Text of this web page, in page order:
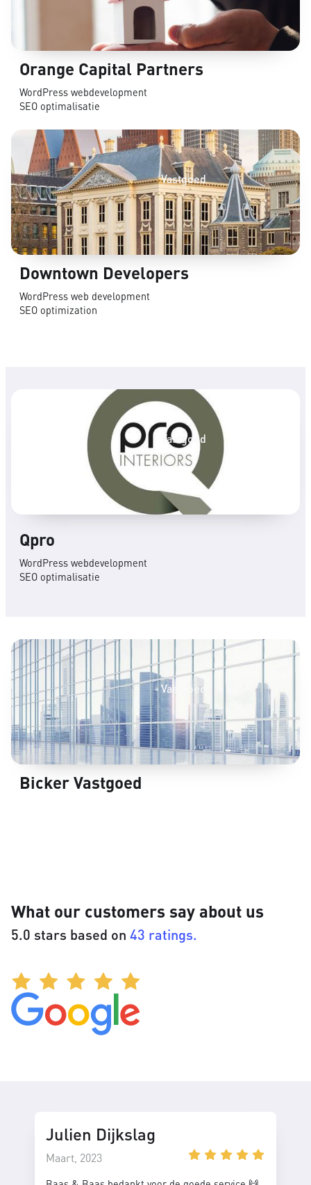
Orange Capital Partners
WordPress webdevelopment
SEO optimalisatie
Vastgoed
Downtown Developers
WordPress web development
SEO optimization
Vastgoed
Qpro
WordPress webdevelopment
SEO optimalisatie
Vastgoed
Bicker Vastgoed
What our customers say about us
5.0 stars based on 43 ratings.
Julien Dijkslag
Maart, 2023